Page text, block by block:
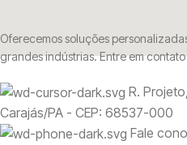
Oferecemos soluções
grandes indústrias. Entre em
R.
Carajás/PA - CEP: 68537-000
Fale